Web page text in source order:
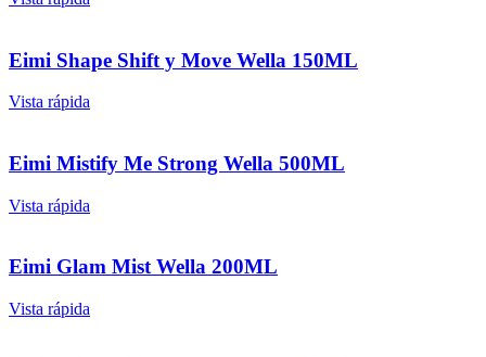
Eimi Shape Shift y Move Wella 150ML
Vista rápida
Eimi Mistify Me Strong Wella 500ML
Vista rápida
Eimi Glam Mist Wella 200ML
Vista rápida